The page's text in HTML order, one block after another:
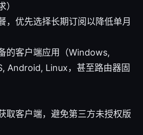
）
，优先选择长期订阅以降低单月
的客户端应用（Windows,
Android, Linux，甚至路由器固
取客户端，避免第三方未授权版